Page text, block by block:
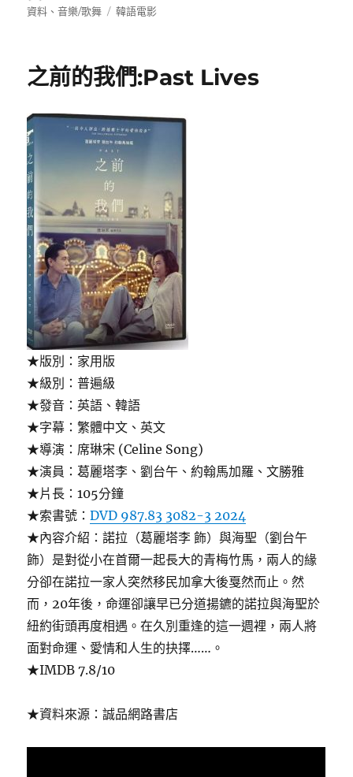
者
佈
資料 、音樂/歌舞
標
韓語電影
之前的我們:Past Lives
★版別：家用版
★級別：普遍級
★發音：英語、韓語
★字幕：繁體中文、英文
★導演：席琳宋 (Celine Song)
★演員：葛麗塔李、劉台午、約翰馬加羅、文勝雅
★片長：105分鐘
★索書號：DVD 987.83 3082-3 2024
★內容介紹：諾拉（葛麗塔李 飾）與海聖（劉台午
飾）是對從小在首爾一起長大的青梅竹馬，兩人的緣
分卻在諾拉一家人突然移民加拿大後戛然而止。然
而，20年後，命運卻讓早已分道揚鑣的諾拉與海聖於
紐約街頭再度相遇。在久別重逢的這一週裡，兩人將
面對命運、愛情和人生的抉擇……。
★IMDB 7.8/10
★資料來源：誠品網路書店